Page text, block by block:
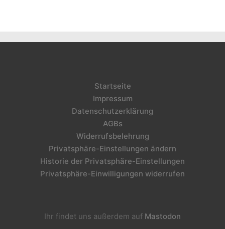
Startseite
Impressum
Datenschutzerklärung
AGBs
Widerrufsbelehrung
Privatsphäre-Einstellungen ändern
Historie der Privatsphäre-Einstellungen
Privatsphäre-Einwilligungen widerrufen
Ihr findet uns außerdem auf Mastodon